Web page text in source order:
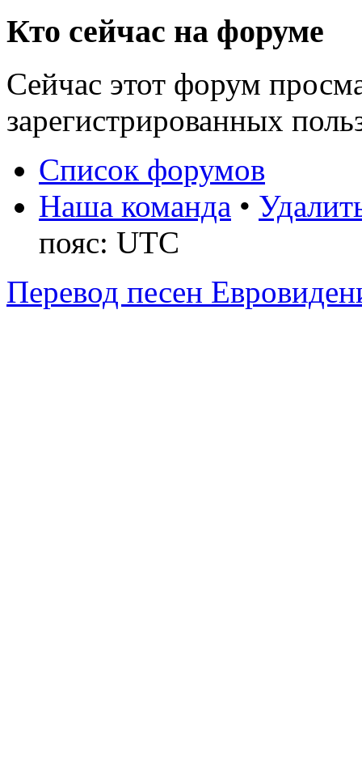
Кто сейчас на форуме
Сейчас этот форум
зарегистрированных
Список форумов
Наша команда •
пояс: UTC
Перевод песен